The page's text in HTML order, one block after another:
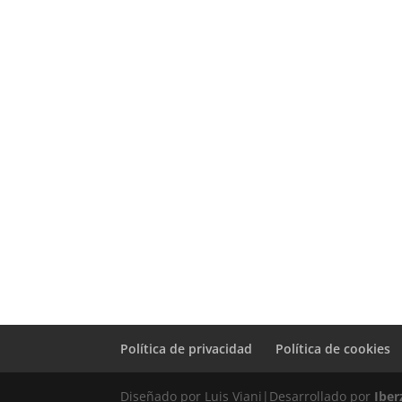
Política de privacidad Política de cookies
Diseñado por Luis Viani|Desarrollado por